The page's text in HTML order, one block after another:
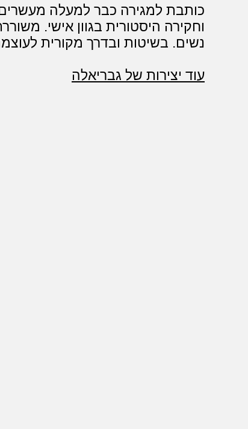
וחקירה היסטורית בגוון אישי.
נשים. בשיטות ובדרך מקורית
עוד יצירות של גבריאלה